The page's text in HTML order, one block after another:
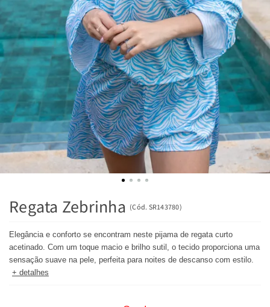
Regata Zebrinha (Cód. SR143780)
Elegância e conforto se encontram neste pijama de regata curto
acetinado. Com um toque macio e brilho sutil, o tecido proporciona uma
sensação suave na pele, perfeita para noites de descanso com estilo.
+ detalhes